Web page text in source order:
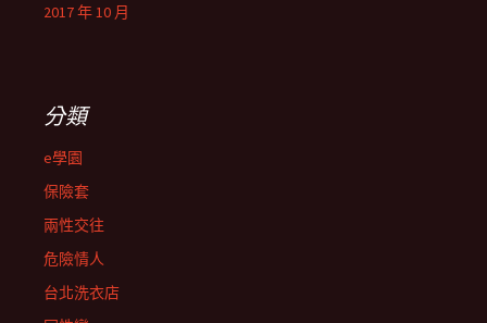
2017 年 10 月
分類
e學園
保險套
兩性交往
危險情人
台北洗衣店